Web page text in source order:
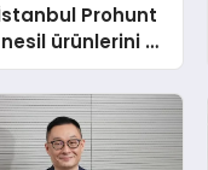
Prohunt
ürünlerini ve
vizyonunu